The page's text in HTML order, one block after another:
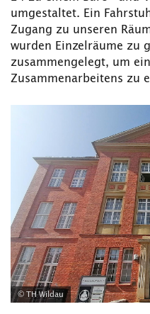
umgestaltet. Ein
Zugang zu unseren
wurden Einzelräume zu
zusammengelegt, um
Zusammenarbeitens zu
© TH Wildau